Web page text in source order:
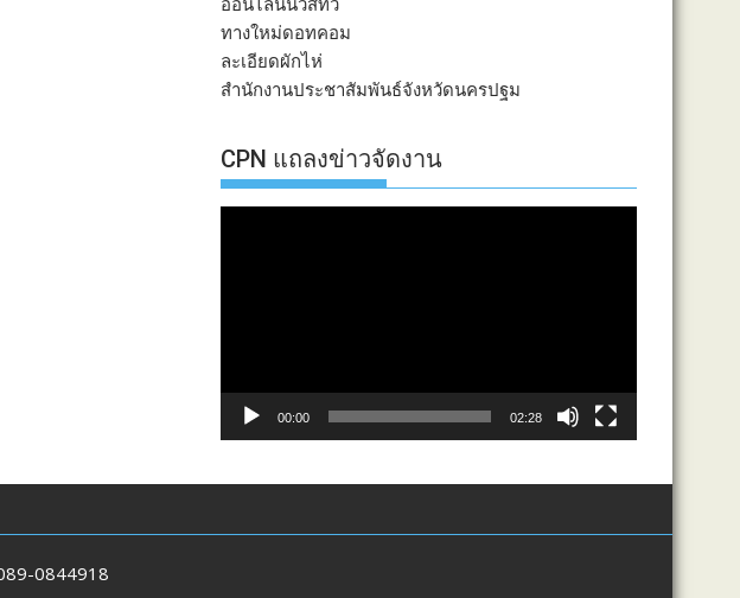
ทางใหม่ดอทคอม
ละเอียดผักไห่
สำนักงานประชาสัมพันธ์จังหวัดนครปฐม
CPN แถลงข่าวจัดงาน
00:00 02:28
0844918